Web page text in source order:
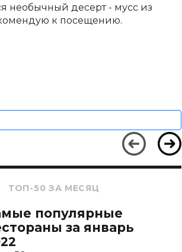
необычный десерт - мусс из
к посещению.
ТОП-50 ЗА МЕСЯЦ
популярные
за январь